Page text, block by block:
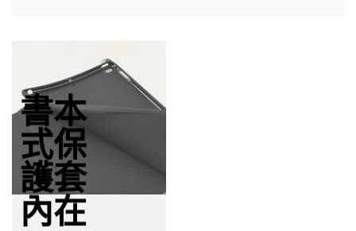
書本
式保
護套
內在